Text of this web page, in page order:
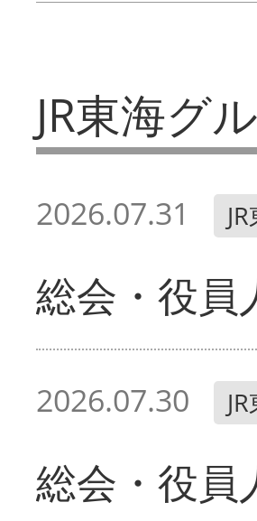
JR東海グ
2026.07.31
総会・役
2026.07.30
総会・役